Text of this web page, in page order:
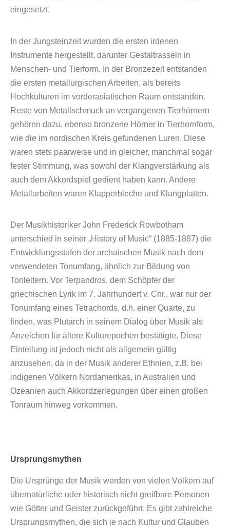
eingesetzt.
In der Jungsteinzeit wurden die ersten irdenen
Instrumente hergestellt, darunter Gestaltrasseln in
Menschen- und Tierform. In der Bronzezeit entstanden
die ersten metallurgischen Arbeiten, als bereits
Hochkulturen im vorderasiatischen Raum entstanden.
Reste von Metallschmuck an vergangenen Tierhörnern
gehören dazu, ebenso bronzene Hörner in Tierhornform,
wie die im nordischen Kreis gefundenen Luren. Diese
waren stets paarweise und in gleicher, manchmal sogar
fester Stimmung, was sowohl der Klangverstärkung als
auch dem Akkordspiel gedient haben kann. Andere
Metallarbeiten waren Klapperbleche und Klangplatten.
Der Musikhistoriker John Frederick Rowbotham
unterschied in seiner „History of Music“ (1885-1887) die
Entwicklungsstufen der archaischen Musik nach dem
verwendeten Tonumfang, ähnlich zur Bildung von
Tonleitern. Vor Terpandros, dem Schöpfer der
griechischen Lyrik im 7. Jahrhundert v. Chr., war nur der
Tonumfang eines Tetrachords, d.h. einer Quarte, zu
finden, was Plutarch in seinem Dialog über Musik als
Anzeichen für ältere Kulturepochen bestätigte. Diese
Einteilung ist jedoch nicht als allgemein gültig
anzusehen, da in der Musik anderer Ethnien, z.B. bei
indigenen Völkern Nordamerikas, in Australien und
Ozeanien auch Akkordzerlegungen über einen großen
Tonraum hinweg vorkommen.
Ursprungsmythen
Die Ursprünge der Musik werden von vielen Völkern auf
übernatürliche oder historisch nicht greifbare Personen
wie Götter und Geister zurückgeführt. Es gibt zahlreiche
Ursprungsmythen, die sich je nach Kultur und Glauben